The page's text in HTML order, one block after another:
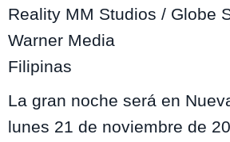
Reality MM Studios / Globe
Warner Media
Filipinas
La gran noche será en
lunes 21 de noviembre de